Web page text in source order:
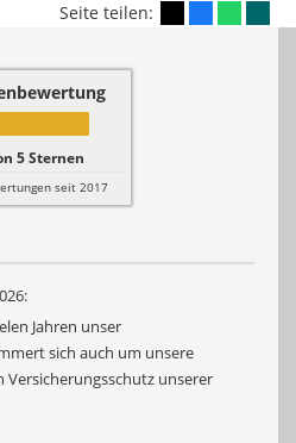
Seite teilen:
5Sternen
seit 2017
Jahren unser
sich auch um unsere
unserer